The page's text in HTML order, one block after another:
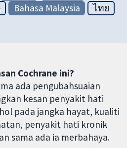
Bahasa Malaysia
ไทย
Cochrane ini?
ada pengubahsuaian
kesan penyakit hati
pada jangka hayat, kualiti
penyakit hati kronik
sama ada ia merbahaya.